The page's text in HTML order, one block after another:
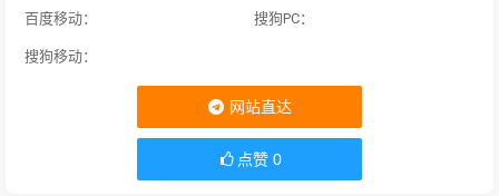
百度移动： 搜狗PC：
搜狗移动：
网站直达
点赞 0